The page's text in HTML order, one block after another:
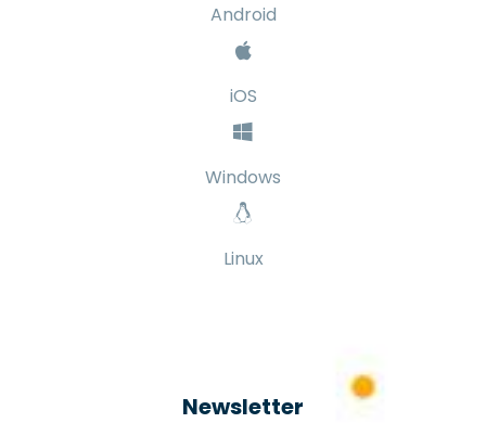
Android
iOS
Windows
Linux
Newsletter